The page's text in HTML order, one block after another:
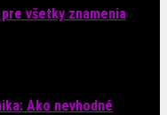
všetky znamenia
Ako nevhodné